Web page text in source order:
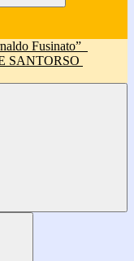
SANTORSO